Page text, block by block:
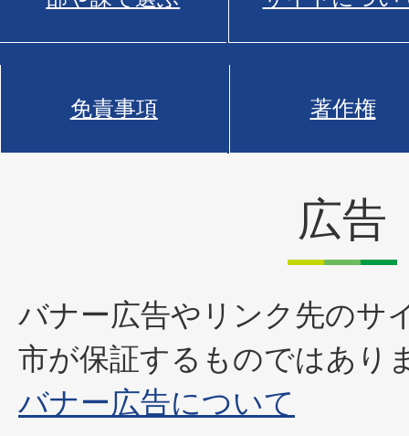
免責事項 著作権
広告
バナー広告やリンク先のサ
市が保証するものではあり
バナー広告について